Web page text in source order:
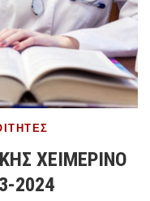
ΧΕΙΜΕΡΙΝΟ
2024